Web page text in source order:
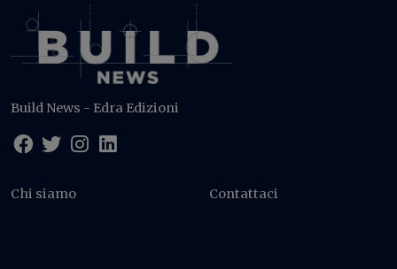
Build News - Edra Edizioni
Chi siamo Contattaci